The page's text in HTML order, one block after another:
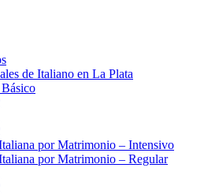
de Italiano en La Plata
por Matrimonio – Intensivo
por Matrimonio – Regular